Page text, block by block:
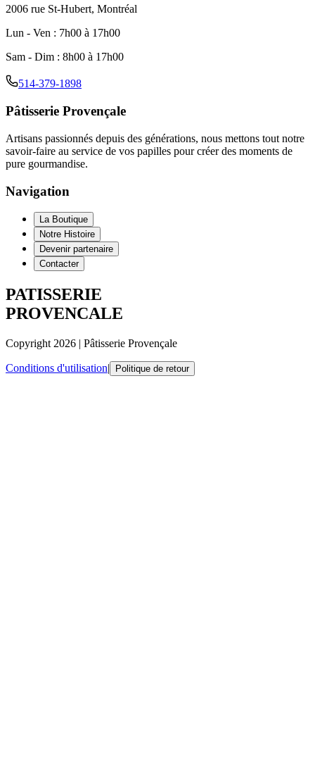
2006 rue St-Hubert, Montréal
Lun - Ven : 7h00 à 17h00
Sam - Dim : 8h00 à 17h00
514-379-1898
Pâtisserie Provençale
Artisans passionnés depuis des générations, nous mettons tout notre
savoir-faire au service de vos papilles pour créer des moments de
pure gourmandise.
Navigation
La Boutique
Notre Histoire
Devenir partenaire
Contacter
PATISSERIE
PROVENCALE
Copyright 2026 | Pâtisserie Provençale
Conditions d'utilisation| Politique de retour